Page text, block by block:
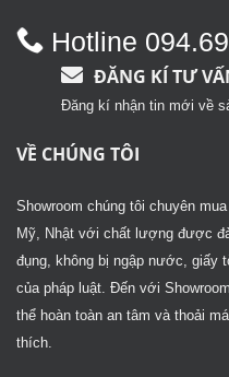
Hotline
ĐĂNG KÍ TƯ
Đăng kí nhận tin mới về
VỀ CHÚNG TÔI
Showroom chúng tôi chuyên
Mỹ, Nhật với chất lượng được
đụng, không bị ngập nước, giấy
của pháp luật. Đến với
thể hoàn toàn an tâm và thoải
thích.